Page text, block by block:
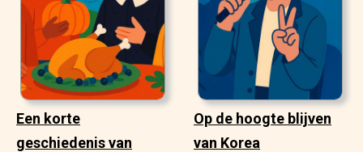
Een korte
geschiedenis van
Op de hoogte blijven
van Korea